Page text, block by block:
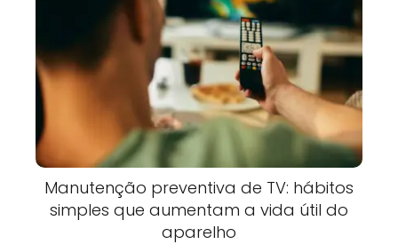
Manutenção preventiva de TV: hábitos
simples que aumentam a vida útil do
aparelho